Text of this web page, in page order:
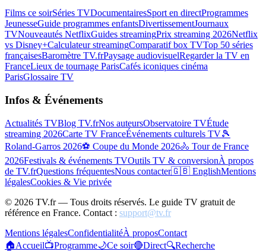
Films ce soirSéries TVDocumentairesSport en directProgrammes
JeunesseGuide programmes enfantsDivertissementJournaux
TVNouveautés NetflixGuides streamingPrix streaming 2026Netflix
vs Disney+Calculateur streamingComparatif box TVTop 50 séries
françaisesBaromètre TV.frPaysage audiovisuelRegarder la TV en
FranceLieux de tournage ParisCafés iconiques cinéma
ParisGlossaire TV
Infos & Événements
Actualités TVBlog TV.frNos auteursObservatoire TVÉtude
streaming 2026Carte TV FranceÉvénements culturels TV🎾
Roland-Garros 2026⚽ Coupe du Monde 2026🚴 Tour de France
2026Festivals & événements TVOutils TV & conversionÀ propos
de TV.frQuestions fréquentesNous contacter🇬🇧 EnglishMentions
légalesCookies & Vie privée
© 2026 TV.fr — Tous droits réservés. Le guide TV gratuit de
référence en France. Contact : support@tv.fr
Mentions légalesConfidentialitéÀ proposContact
🏠Accueil📺Programme🌙Ce soir🔴Direct🔍Recherche